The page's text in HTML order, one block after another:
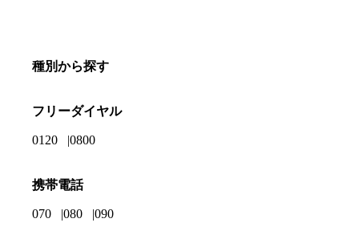
種別から探す
フリーダイヤル
0120 0800
携帯電話
070 080 090